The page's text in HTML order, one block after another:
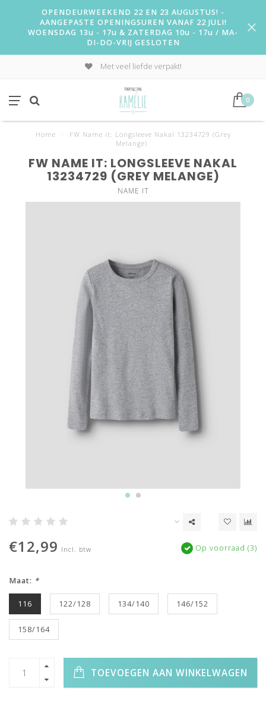
OPENDEURWEEKEND 22 EN 23 AUGUSTUS! -
AANGEPASTE OPENINGSUREN VANAF 22 JULI!
WOENSDAG 13u - 17u & ZATERDAG 10u - 17u / MA-
DI-DO-VRIJ GESLOTEN
Met veel liefde verpakt!
0
Home
FW Name it: Longsleeve Nakal 13234729 (Grey
Melange)
FW NAME IT: LONGSLEEVE NAKAL
13234729 (GREY MELANGE)
NAME IT
€12,99 Incl. btw Op voorraad (3)
Maat: *
116 122/128 134/140 146/152
158/164
TOEVOEGEN AAN WINKELWAGEN